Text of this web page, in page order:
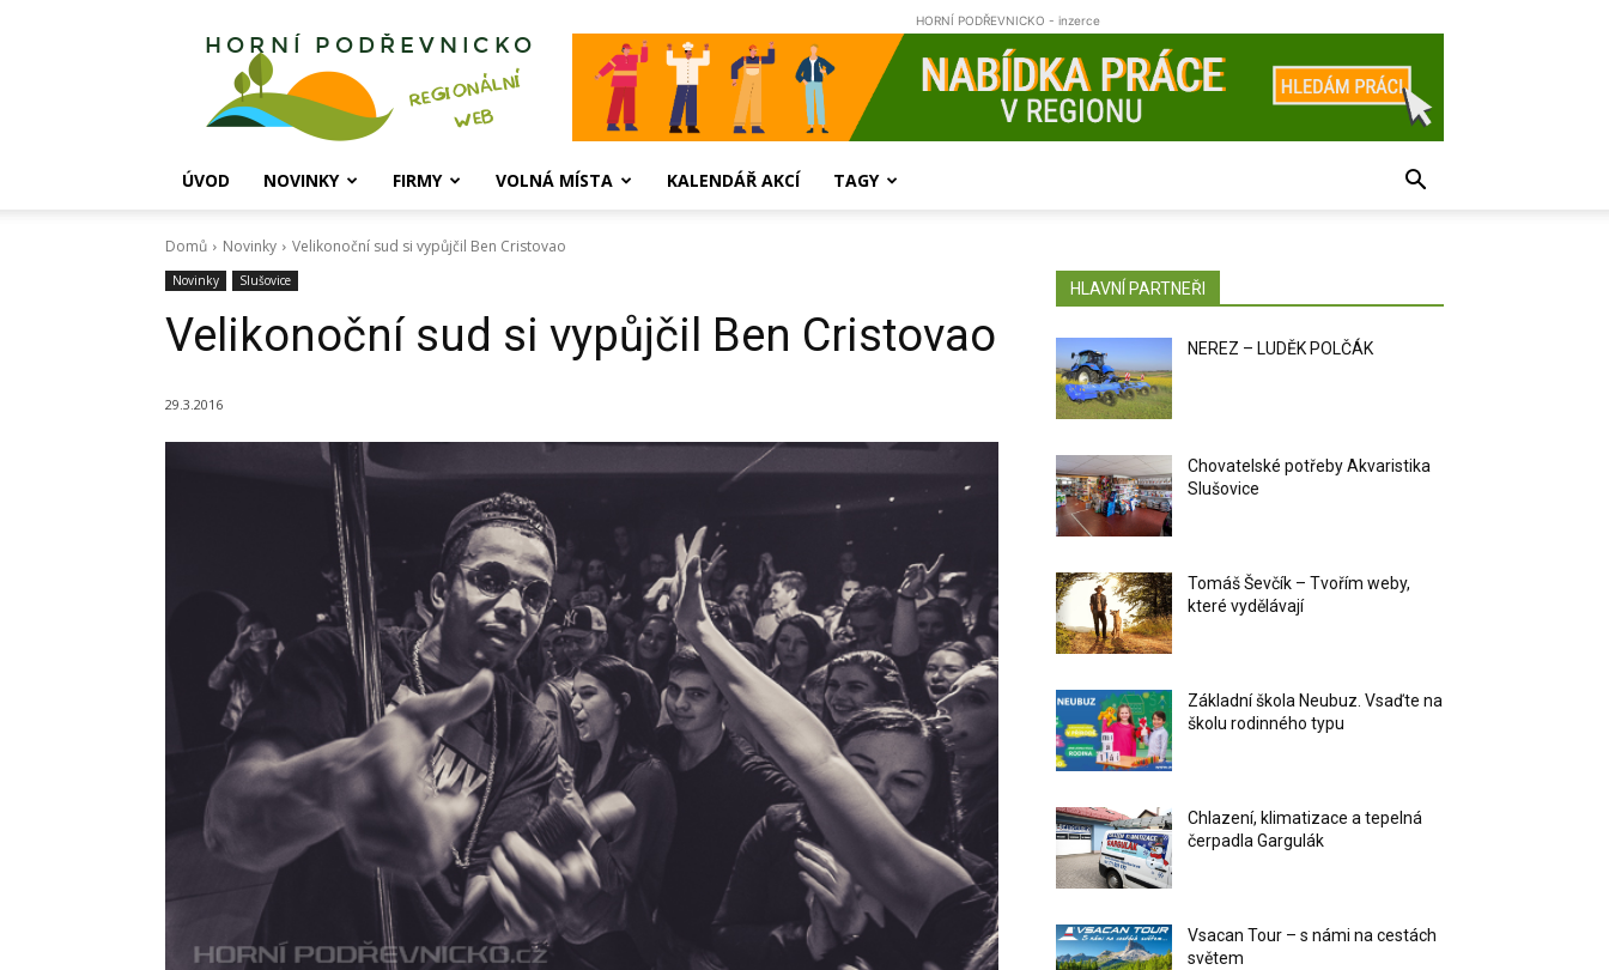
Horní
HORNÍ PODŘEVNICKO - inzerce
ÚVOD NOVINKY FIRMY VOLNÁ MÍSTA KALENDÁŘ AKCÍ TAGY
Domů Novinky Velikonoční sud si vypůjčil Ben Cristovao
Novinky Slušovice
Velikonoční sud si vypůjčil Ben Cristovao
29.3.2016
HLAVNÍ PARTNEŘI
NEREZ – LUDĚK POLČÁK
Chovatelské potřeby Akvaristika
Slušovice
Tomáš Ševčík – Tvořím weby,
které vydělávají
Základní škola Neubuz. Vsaďte na
školu rodinného typu
Chlazení, klimatizace a tepelná
čerpadla Gargulák
Vsacan Tour – s námi na cestách
světem